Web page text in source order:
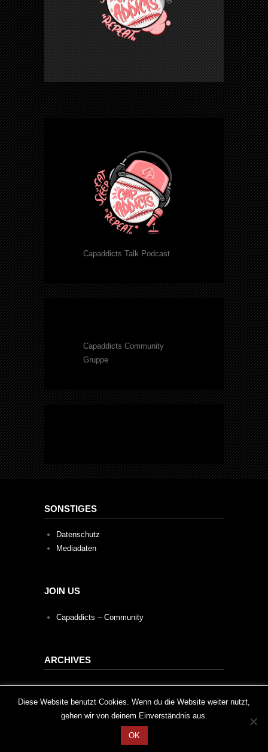
Capaddicts Talk Podcast
Capaddicts Community
Gruppe
SONSTIGES
Datenschutz
Mediadaten
JOIN US
Capaddicts – Community
ARCHIVES
Archives
2020 © Capaddicts
This website uses cookies to improve your experience. We'll
assume you're ok with this, but you can opt-out if you wish.
Cookie settings
Diese Website benutzt Cookies. Wenn du die Website weiter nutzt,
gehen wir von deinem Einverständnis aus.
OK